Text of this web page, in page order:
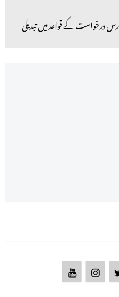
درخواست کے قواعد میں تبدیلی